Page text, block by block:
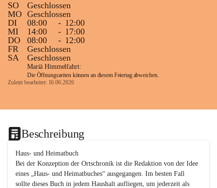
SO
Geschlossen
MO Geschlossen
DI
08:00 - 12:00
MI
14:00 - 17:00
DO
08:00 - 12:00
FR
Geschlossen
SA
Geschlossen
Mariä Himmelfahrt:
Die Öffnungszeiten können an diesem Feiertag abweichen.
Zuletzt bearbeitet: 16.06.2026
Beschreibung
Haus- und Heimatbuch
Bei der Konzeption der Ortschronik ist die Redaktion von der Idee
eines „Haus- und Heimatbuches“ ausgegangen. Im besten Fall
sollte dieses Buch in jedem Haushalt aufliegen, um jederzeit als